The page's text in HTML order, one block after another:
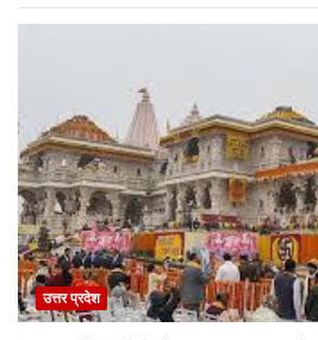
उत्तर प्रदेश